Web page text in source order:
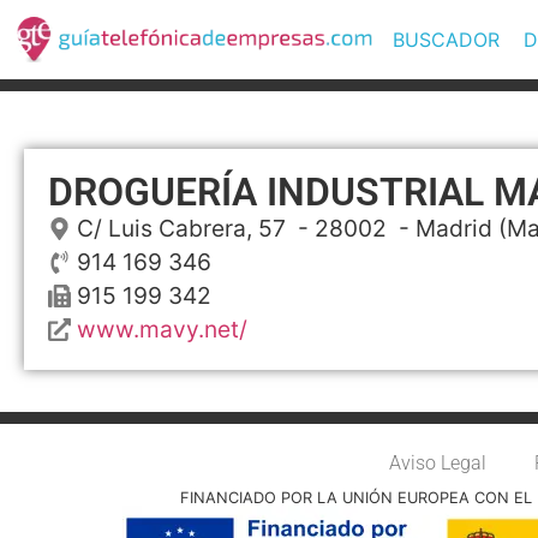
BUSCADOR
DROGUERÍA INDUSTRIAL
C/ Luis Cabrera, 57 - 28002 - Madrid
914 169 346
915 199 342
www.mavy.net/
Aviso Legal
FINANCIADO POR LA UNIÓN EUROPEA CON